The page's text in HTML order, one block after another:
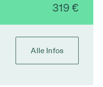
319 €
Alle Infos